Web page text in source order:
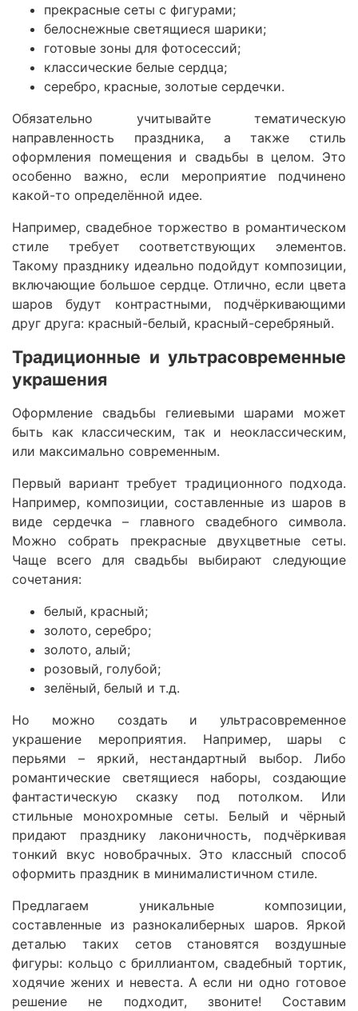
прекрасные сеты с фигурами;
белоснежные светящиеся шарики;
готовые зоны для фотосессий;
классические белые сердца;
серебро, красные, золотые сердечки.
Обязательно учитывайте тематическую
направленность праздника, а также стиль
оформления помещения и свадьбы в целом. Это
особенно важно, если мероприятие подчинено
какой-то определённой идее.
Например, свадебное торжество в романтическом
стиле требует соответствующих элементов.
Такому празднику идеально подойдут композиции,
включающие большое сердце. Отлично, если цвета
шаров будут контрастными, подчёркивающими
друг друга: красный-белый, красный-серебряный.
Традиционные и ультрасовременные
украшения
Оформление свадьбы гелиевыми шарами может
быть как классическим, так и неоклассическим,
или максимально современным.
Первый вариант требует традиционного подхода.
Например, композиции, составленные из шаров в
виде сердечка – главного свадебного символа.
Можно собрать прекрасные двухцветные сеты.
Чаще всего для свадьбы выбирают следующие
сочетания:
белый, красный;
золото, серебро;
золото, алый;
розовый, голубой;
зелёный, белый и т.д.
Но можно создать и ультрасовременное
украшение мероприятия. Например, шары с
перьями – яркий, нестандартный выбор. Либо
романтические светящиеся наборы, создающие
фантастическую сказку под потолком. Или
стильные монохромные сеты. Белый и чёрный
придают празднику лаконичность, подчёркивая
тонкий вкус новобрачных. Это классный способ
оформить праздник в минималистичном стиле.
Предлагаем уникальные композиции,
составленные из разнокалиберных шаров. Яркой
деталью таких сетов становятся воздушные
фигуры: кольцо с бриллиантом, свадебный тортик,
ходячие жених и невеста. А если ни одно готовое
решение не подходит, звоните! Составим